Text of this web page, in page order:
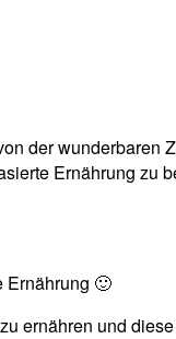
der wunderbaren
Ernährung
Ernährung 🙂
ernähren und